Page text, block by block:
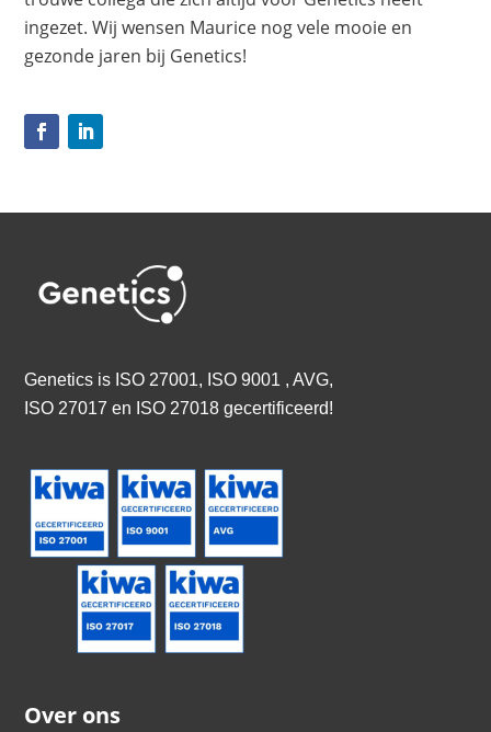
ingezet. Wij wensen Maurice nog vele mooie en
gezonde jaren bij Genetics!
Genetics is ISO 27001, ISO 9001 , AVG,
ISO 27017 en ISO 27018 gecertificeerd!
Over ons